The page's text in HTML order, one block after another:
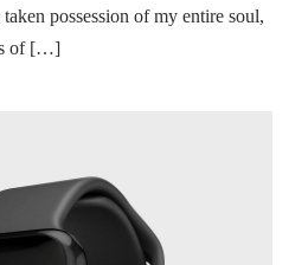
possession of my entire soul,
of […]